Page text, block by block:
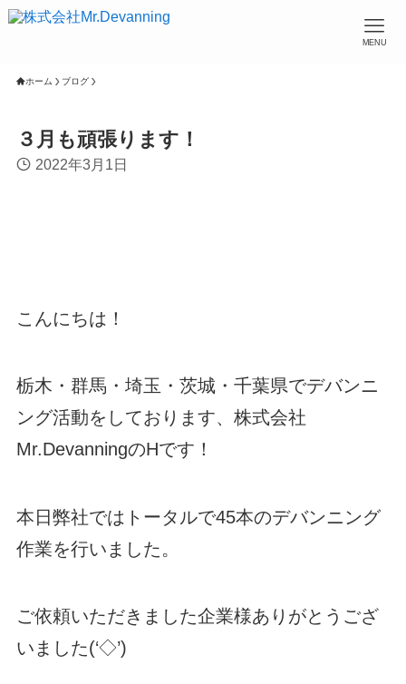
MENU
ホーム ブログ
３月も頑張ります！
2022年3月1日
こんにちは！
栃木・群馬・埼玉・茨城・千葉県でデバンニ
ング活動をしております、株式会社
Mr.DevanningのHです！
本日弊社ではトータルで45本のデバンニング
作業を行いました。
ご依頼いただきました企業様ありがとうござ
いました(‘◇’)ゞ